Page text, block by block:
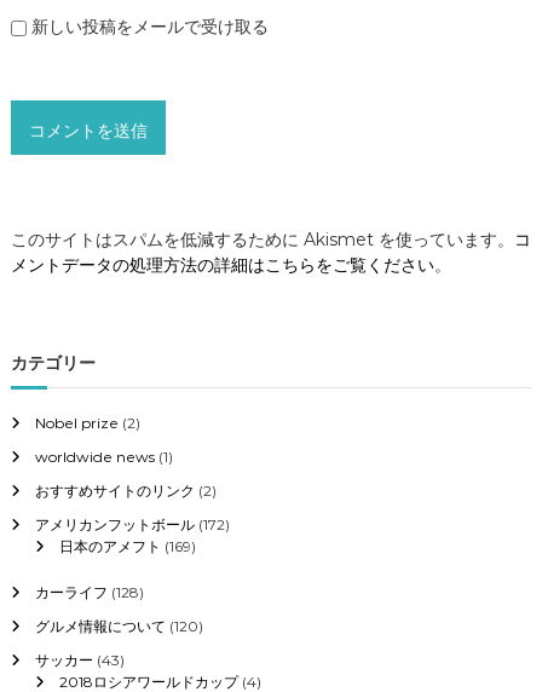
新しい投稿をメールで受け取る
このサイトはスパムを低減するために Akismet を使っています。
コ
メントデータの処理方法の詳細はこちらをご覧ください。
カテゴリー
Nobel prize (2)
worldwide news(1)
おすすめサイトのリンク (2)
アメリカンフットボール(172)
日本のアメフト (169)
カーライフ (128)
グルメ情報について (120)
サッカー (43)
2018ロシアワールドカップ(4)